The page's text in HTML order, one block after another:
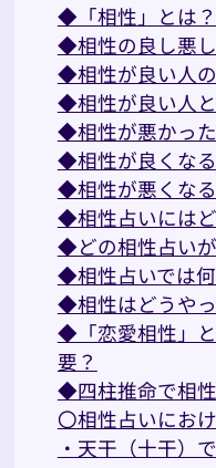
◆「相性」とは？
◆相性の良し悪
◆相性が良い人
◆相性が良い人
◆相性が悪かっ
◆相性が良くな
◆相性が悪くな
◆相性占いには
◆どの相性占い
◆相性占いでは何
◆相性はどうや
◆「恋愛相性」
要？
◆四柱推命で相
〇相性占いにお
・天干（十干）